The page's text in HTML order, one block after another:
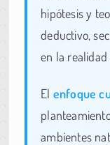
hipótesis y
deductivo,
en la realidad
El enfoque
ambientes